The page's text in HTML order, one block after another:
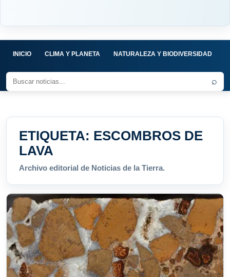
INICIO CLIMA Y PLANETA NATURALEZA Y BIODIVERSIDAD
⌕
ETIQUETA: ESCOMBROS DE
LAVA
Archivo editorial de Noticias de la Tierra.